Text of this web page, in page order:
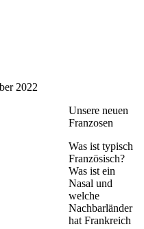
2022
Unsere neuen
Franzosen
Was ist typisch
Französisch?
Was ist ein
Nasal und
welche
Nachbarländer
hat Frankreich